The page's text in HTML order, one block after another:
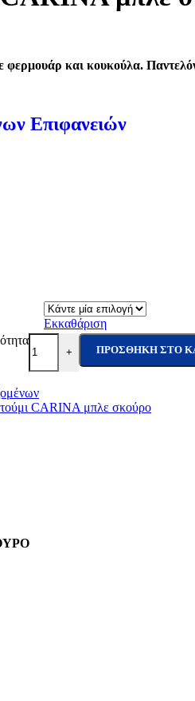
Επιφανειών
φερμουάρ και κουκούλα.
Εκκαθάριση
+ ΠΡΟΣΘΉΚΗ ΣΤΟ
CARINA μπλε σκούρο